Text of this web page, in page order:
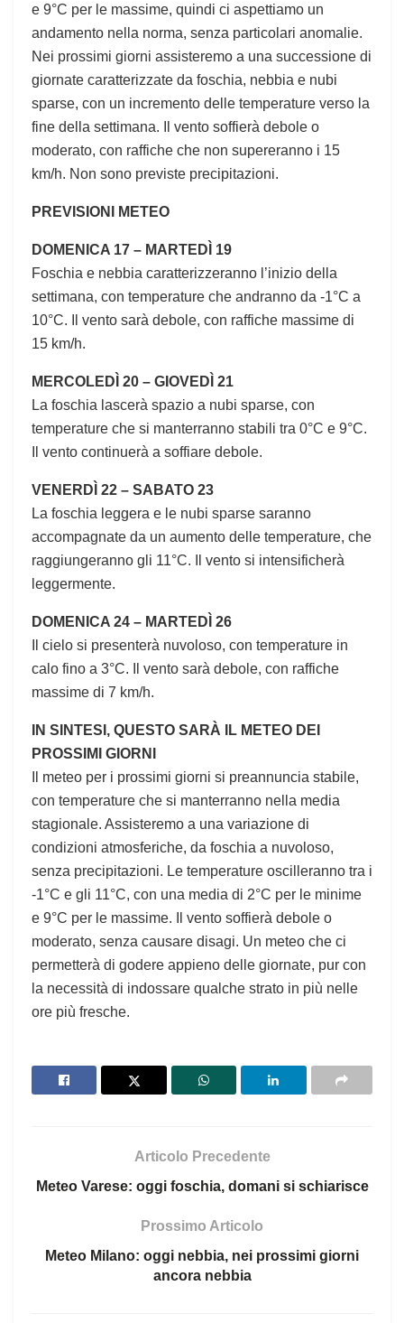
e 9°C per le massime, quindi ci aspettiamo un
andamento nella norma, senza particolari anomalie.
Nei prossimi giorni assisteremo a una successione di
giornate caratterizzate da foschia, nebbia e nubi
sparse, con un incremento delle temperature verso la
fine della settimana. Il vento soffierà debole o
moderato, con raffiche che non supereranno i 15
km/h. Non sono previste precipitazioni.
PREVISIONI METEO
DOMENICA 17 – MARTEDÌ 19
Foschia e nebbia caratterizzeranno l’inizio della
settimana, con temperature che andranno da -1°C a
10°C. Il vento sarà debole, con raffiche massime di
15 km/h.
MERCOLEDÌ 20 – GIOVEDÌ 21
La foschia lascerà spazio a nubi sparse, con
temperature che si manterranno stabili tra 0°C e 9°C.
Il vento continuerà a soffiare debole.
VENERDÌ 22 – SABATO 23
La foschia leggera e le nubi sparse saranno
accompagnate da un aumento delle temperature, che
raggiungeranno gli 11°C. Il vento si intensificherà
leggermente.
DOMENICA 24 – MARTEDÌ 26
Il cielo si presenterà nuvoloso, con temperature in
calo fino a 3°C. Il vento sarà debole, con raffiche
massime di 7 km/h.
IN SINTESI, QUESTO SARÀ IL METEO DEI
PROSSIMI GIORNI
Il meteo per i prossimi giorni si preannuncia stabile,
con temperature che si manterranno nella media
stagionale. Assisteremo a una variazione di
condizioni atmosferiche, da foschia a nuvoloso,
senza precipitazioni. Le temperature oscilleranno tra i
-1°C e gli 11°C, con una media di 2°C per le minime
e 9°C per le massime. Il vento soffierà debole o
moderato, senza causare disagi. Un meteo che ci
permetterà di godere appieno delle giornate, pur con
la necessità di indossare qualche strato in più nelle
ore più fresche.
Articolo Precedente
Meteo Varese: oggi foschia, domani si schiarisce
Prossimo Articolo
Meteo Milano: oggi nebbia, nei prossimi giorni
ancora nebbia